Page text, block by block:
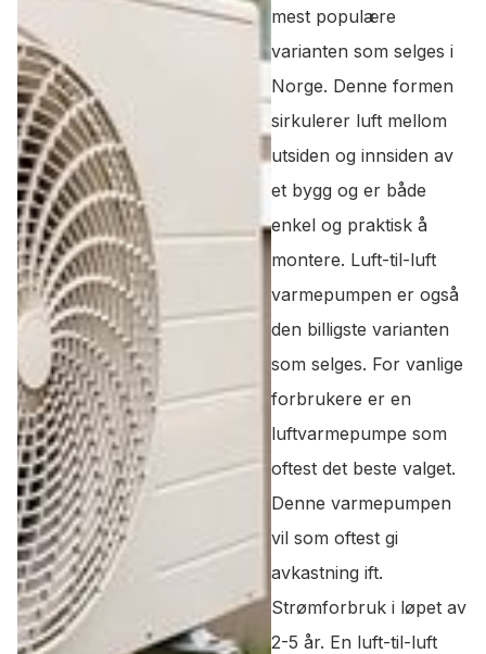
mest populære
varianten som selges i
Norge. Denne formen
sirkulerer luft mellom
utsiden og innsiden av
et bygg og er både
enkel og praktisk å
montere. Luft-til-luft
varmepumpen er også
den billigste varianten
som selges. For vanlige
forbrukere er en
luftvarmepumpe som
oftest det beste valget.
Denne varmepumpen
vil som oftest gi
avkastning ift.
Strømforbruk i løpet av
2-5 år. En luft-til-luft